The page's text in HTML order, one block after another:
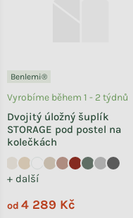
Benlemi®
Dvojitý úložný šuplík
STORAGE pod postel na
kolečkách
+ další
Vyrobíme během 1 - 2 týdnů
od 4 289 Kč